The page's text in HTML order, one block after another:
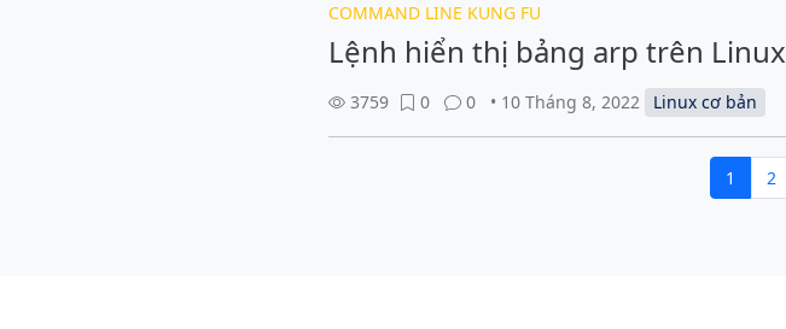
COMMAND LINE KUNG FU
Lệnh hiển thị bảng arp trên Linux
3759 0 0 • 10 Tháng 8, 2022 Linux cơ bản
1 2